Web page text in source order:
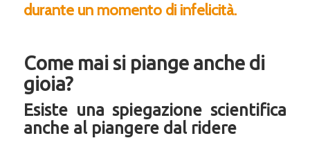
durante un momento di infelicità.
Come mai si piange anche di
gioia?
Esiste una spiegazione scientifica
anche al piangere dal ridere